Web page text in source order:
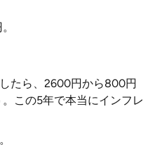
たら、2600円から800円
この5年で本当にインフレ